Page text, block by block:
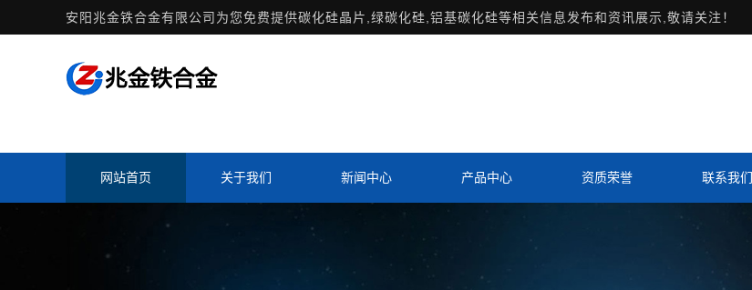
安阳兆金铁合金有限公司为您免费提供碳化硅晶片 ,绿碳化硅,铝基碳化硅等相关信息发布和资讯展示,敬请关注！
网站首页 关于我们 新闻中心 产品中心 资质荣誉 联系我们